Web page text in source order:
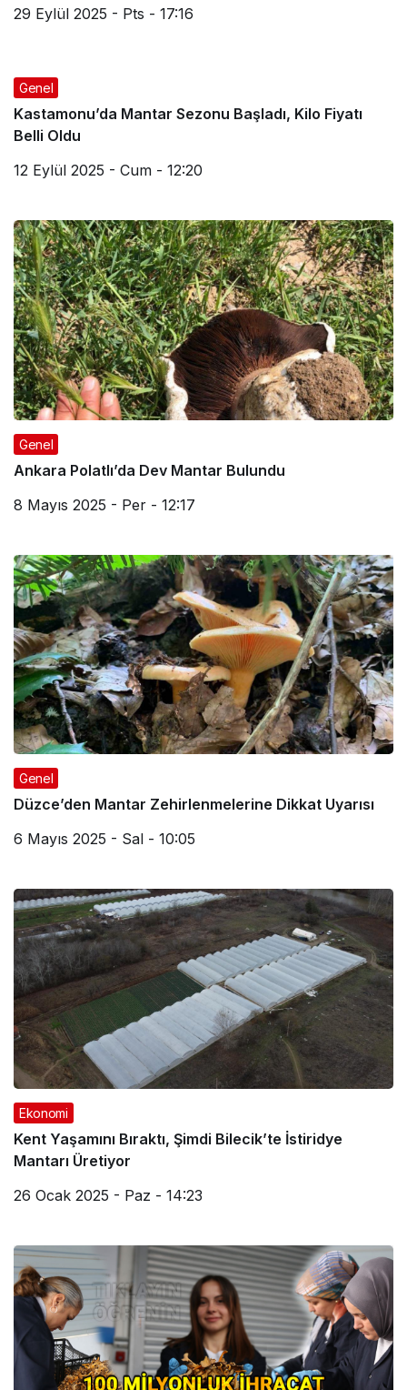
29 Eylül 2025 - Pts - 17:16
Genel
Kastamonu’da Mantar Sezonu Başladı, Kilo Fiyatı
Belli Oldu
12 Eylül 2025 - Cum - 12:20
Genel
Ankara Polatlı’da Dev Mantar Bulundu
8 Mayıs 2025 - Per - 12:17
Genel
Düzce’den Mantar Zehirlenmelerine Dikkat Uyarısı
6 Mayıs 2025 - Sal - 10:05
Ekonomi
Kent Yaşamını Bıraktı, Şimdi Bilecik’te İstiridye
Mantarı Üretiyor
26 Ocak 2025 - Paz - 14:23